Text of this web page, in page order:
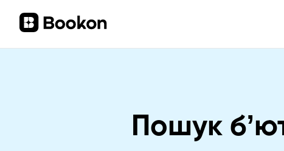
Пошук